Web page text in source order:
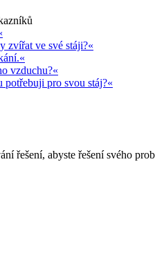
zvířat ve své stáji?«
vzduchu?«
potřebuji pro svou stáj?«
řešení, abyste řešení svého